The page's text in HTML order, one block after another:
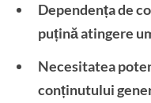
Dependența de
puțină atingere
Necesitatea
conținutului